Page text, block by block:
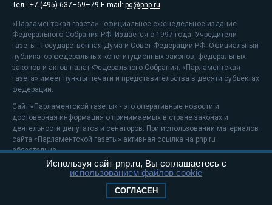
Тел.: +7 (495) 637–69–79 E-mail: pg@pnp.ru
«Парламентская газета» - официальное еженедельное издание
Федерального Собрания РФ. Издается с 1997 года. Учредители
газеты - Государственная Дума и Совет Федерации РФ. Официальный
публикатор федеральных конституционных законов, федеральных
законов и актов палат Федерального Собрания. «Парламентская
газета» имеет пункты печати и представительства в десяти субъектах
федерации.
Сайт «Парламентской газеты» - это оперативные новости и
достоверная информация о принимаемых в стране законах и
деятельности депутатов и сенаторов. При использовании материалов
сайта «Парламентской газеты» активная ссылка на pnp.ru
обязательна.
На информационном ресурсе применяютсярекомендательные
Положение о защите персональных данных
Используя сайт pnp.ru, Вы соглашаетесь с
использованием файлов cookie
СОГЛАСЕН